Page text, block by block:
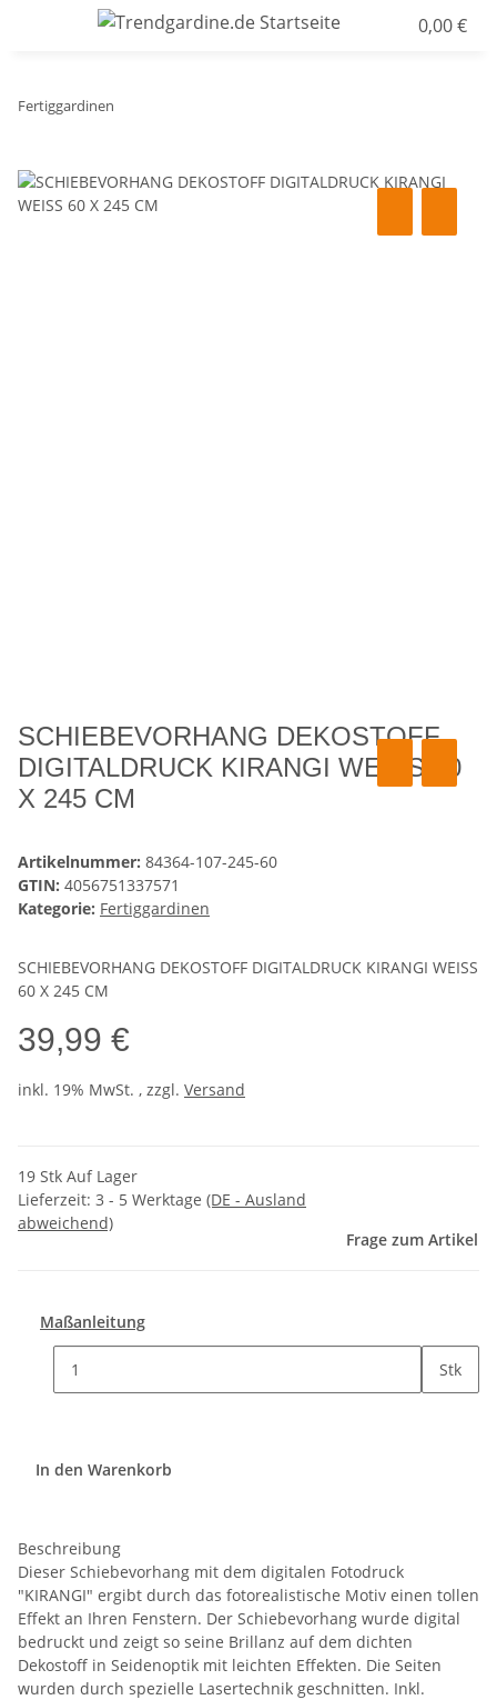
0,00 €
Fertiggardinen
SCHIEBEVORHANG DEKOSTOFF
DIGITALDRUCK KIRANGI WEISS 60
X 245 CM
Artikelnummer: 84364-107-245-60
GTIN: 4056751337571
Kategorie: Fertiggardinen
SCHIEBEVORHANG DEKOSTOFF DIGITALDRUCK KIRANGI WEISS
60 X 245 CM
39,99 €
inkl. 19% MwSt. , zzgl. Versand
19 Stk Auf Lager
Lieferzeit: 3 - 5 Werktage (DE - Ausland
abweichend)
Frage zum Artikel
Maßanleitung
Stk
In den Warenkorb
Beschreibung
Dieser Schiebevorhang mit dem digitalen Fotodruck
"KIRANGI" ergibt durch das fotorealistische Motiv einen tollen
Effekt an Ihren Fenstern. Der Schiebevorhang wurde digital
bedruckt und zeigt so seine Brillanz auf dem dichten
Dekostoff in Seidenoptik mit leichten Effekten. Die Seiten
wurden durch spezielle Lasertechnik geschnitten. Inkl.